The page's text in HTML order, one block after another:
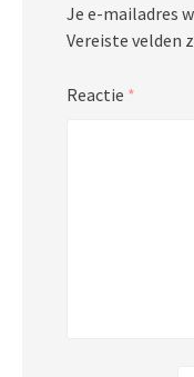
Je e-mailadres
Vereiste velden
Reactie *